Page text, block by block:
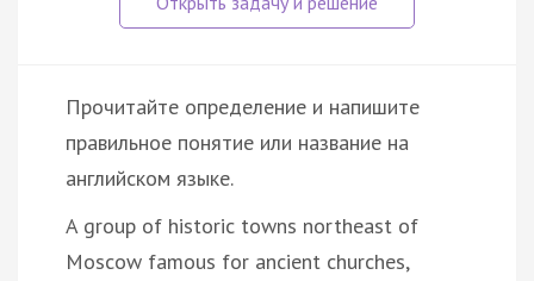
Прочитайте определение и напишите
правильное понятие или название на
английском языке.
A group of historic towns northeast of
Moscow famous for ancient churches,